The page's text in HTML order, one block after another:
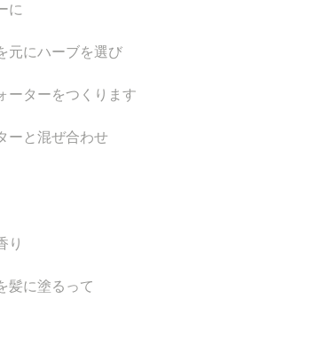
に
元にハーブを選び
ーターをつくります
ーと混ぜ合わせ
り
髪に塗るって